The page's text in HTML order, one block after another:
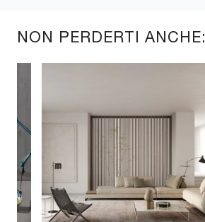
NON PERDERTI ANCHE: